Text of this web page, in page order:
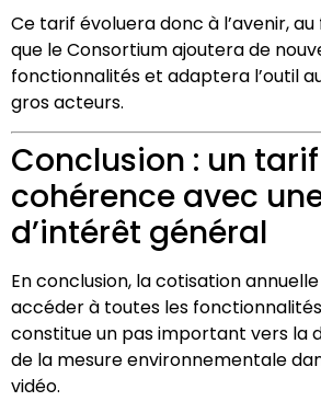
Ce tarif évoluera donc à l’avenir,
que le Consortium ajoutera de
fonctionnalités et adaptera l’outil
gros acteurs.
Conclusion : un
cohérence avec
d’intérêt général
En conclusion, la cotisation
accéder à toutes les fonctionnalités
constitue un pas important vers la
de la mesure environnementale
vidéo.